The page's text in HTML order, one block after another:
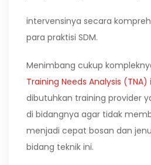
intervensinya secara
para praktisi SDM.
Menimbang cukup
Training Needs Analysis (TNA)
dibutuhkan training provider
di bidangnya agar tidak
menjadi cepat bosan dan
bidang teknik ini.